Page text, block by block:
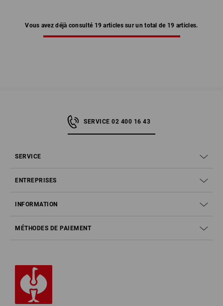
Vous avez déjà consulté 19 articles sur un total de 19 articles.
SERVICE 02 400 16 43
SERVICE
ENTREPRISES
INFORMATION
MÉTHODES DE PAIEMENT